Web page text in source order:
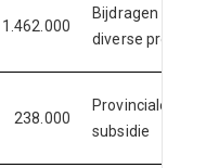
1.462.000
Bijdragen
diverse progr.
238.000
Provinciale
subsidie